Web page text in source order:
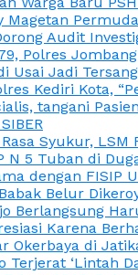
Magetan
Audit
Polres
Usai Jadi
Kediri Kota,
tangani
Syukur, LSM
N 5 Tuban di
dengan FISIP
Belur
Berlangsung
Karena
Okerbaya di
‘Lintah